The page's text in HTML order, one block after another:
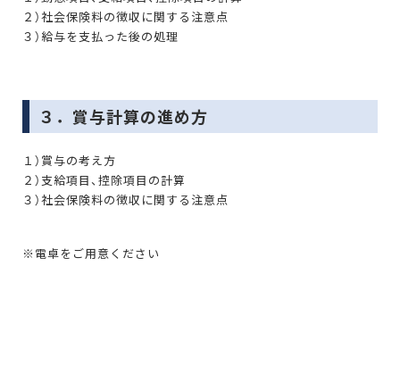
２）社会保険料の徴収に関する注意点
３）給与を支払った後の処理
３．賞与計算の進め方
１）賞与の考え方
２）支給項目、控除項目の計算
３）社会保険料の徴収に関する注意点
※電卓をご用意ください